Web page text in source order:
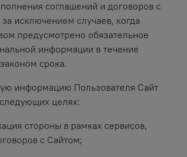
соглашений и договоров с
исключением случаев, когда
предусмотрено обязательное
информации в течение
срока.
информацию Пользователя Сайт
целях:
стороны в рамках сервисов,
с Сайтом;